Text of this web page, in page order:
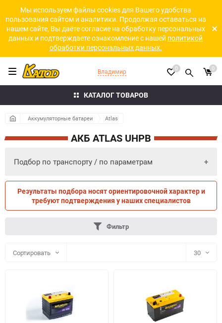
Мы используем файлы cookies для Вашего удобства
пользования сайтом и аналитики. Продолжая оставаться на
нашем сайте, Вы даёте согласие на обработку персональных
данных и подтверждаете ознакомление с нашей политикой
обработки персональных данных.
КАТАЛОГ ТОВАРОВ
Владимир 0 0
Аккумуляторные батареи Atlas
АКБ ATLAS UHPB
Подбор по транспорту / по параметрам
ПО ТРАНСПОРТУ ПО ПАРАМЕТРАМ
Результаты подбора носят ориентировочной характер и
требуют подтверждения у наших специалистов
Фильтр
Сортировать 30
60